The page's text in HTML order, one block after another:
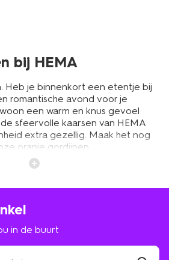
bij HEMA
Heb je binnenkort een etentje bij
romantische avond voor je
een warm en knus gevoel
sfeervolle kaarsen van HEMA
extra gezellig. Maak het nog
oranje gordijnen
sfeer. We hebben voor ieder
kaarsen in het assortiment.
stompkaarsen
Bij HEMA vind je mooie kaarsen
maten, branduren en
kies jij? Alle exemplaren zijn
in de buurt